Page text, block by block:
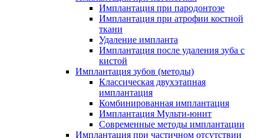
Имплантация при пародонтозе
Имплантация при атрофии костной
ткани
Удаление импланта
Имплантация после удаления зуба с
кистой
Имплантация зубов (методы)
Классическая двухэтапная
имплантация
Комбинированная имплантация
Имплантация Мульти-юнит
Современные методы имплантации
Имплантация при частичном отсутствии